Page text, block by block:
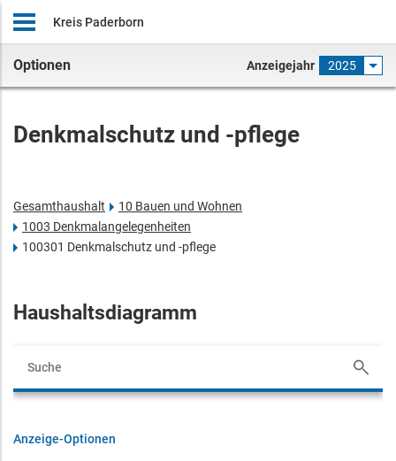
Kreis Paderborn
Optionen Anzeigejahr 2025
Denkmalschutz und -pflege
Gesamthaushalt
10 Bauen und Wohnen
1003 Denkmalangelegenheiten
100301 Denkmalschutz und -pflege
Haushaltsdiagramm
Anzeige-Optionen